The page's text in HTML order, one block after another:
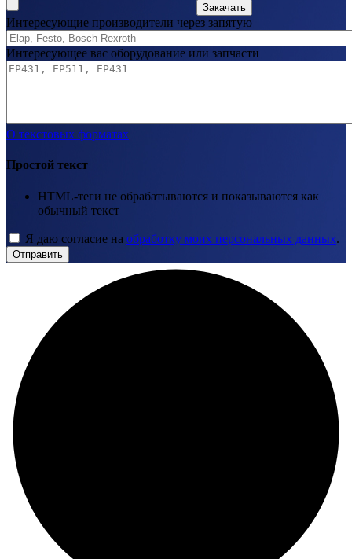
Закачать
Интересующие производители через запятую
Интересующее вас оборудование или запчасти
О текстовых форматах
Простой текст
HTML-теги не обрабатываются и показываются как
обычный текст
Я даю согласие на обработку моих персональных данных.
Отправить